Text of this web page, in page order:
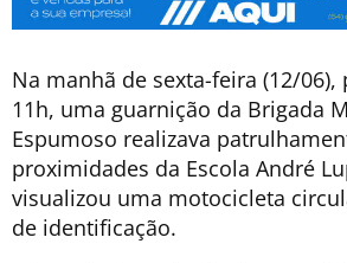
Na manhã de sexta-feira (12/06),
11h, uma guarnição da Brigada
Espumoso realizava
proximidades da Escola André
visualizou uma motocicleta
de identificação.